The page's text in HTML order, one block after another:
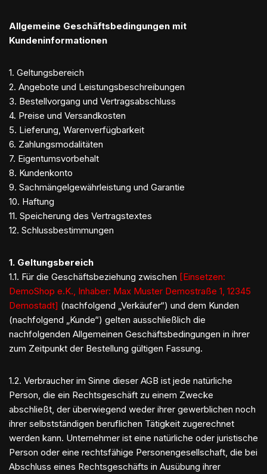
Allgemeine Geschäftsbedingungen mit
Kundeninformationen
1. Geltungsbereich
2. Angebote und Leistungsbeschreibungen
3. Bestellvorgang und Vertragsabschluss
4. Preise und Versandkosten
5. Lieferung, Warenverfügbarkeit
6. Zahlungsmodalitäten
7. Eigentumsvorbehalt
8. Kundenkonto
9. Sachmängelgewährleistung und Garantie
10. Haftung
11. Speicherung des Vertragstextes
12. Schlussbestimmungen
1. Geltungsbereich
1.1. Für die Geschäftsbeziehung zwischen [Einsetzen:
DemoShop e.K., Inhaber: Max Muster Demostraße 1, 12345
Demostadt] (nachfolgend „Verkäufer“) und dem Kunden
(nachfolgend „Kunde“) gelten ausschließlich die
nachfolgenden Allgemeinen Geschäftsbedingungen in ihrer
zum Zeitpunkt der Bestellung gültigen Fassung.
1.2. Verbraucher im Sinne dieser AGB ist jede natürliche
Person, die ein Rechtsgeschäft zu einem Zwecke
abschließt, der überwiegend weder ihrer gewerblichen noch
ihrer selbstständigen beruflichen Tätigkeit zugerechnet
werden kann. Unternehmer ist eine natürliche oder juristische
Person oder eine rechtsfähige Personengesellschaft, die bei
Abschluss eines Rechtsgeschäfts in Ausübung ihrer